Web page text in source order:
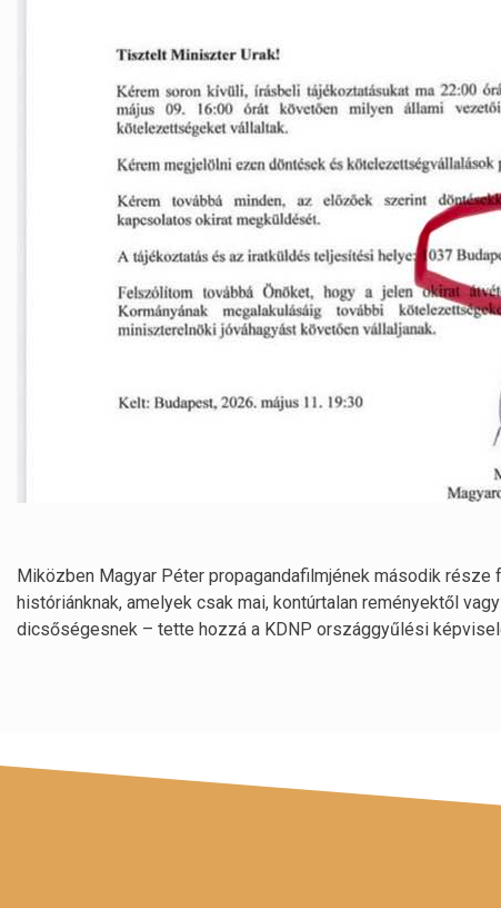
Miközben Magyar Péter propagandafilmjének második része
históriánknak, amelyek csak mai, kontúrtalan reményektől
dicsőségesnek – tette hozzá a KDNP országgyűlési